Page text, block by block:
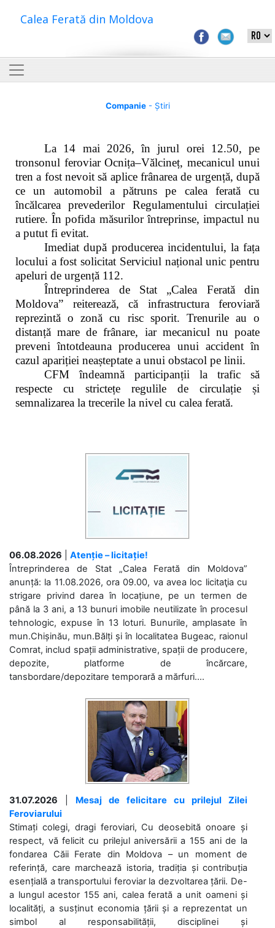
Calea Ferată din Moldova
Companie- Știri
La 14 mai 2026, în jurul orei 12.50, pe
tronsonul feroviar Ocnița–Vălcineț, mecanicul unui
tren a fost nevoit să aplice frânarea de urgență, după
ce un automobil a pătruns pe calea ferată cu
încălcarea prevederilor Regulamentului circulației
rutiere. În pofida măsurilor întreprinse, impactul nu
a putut fi evitat.
Imediat după producerea incidentului, la fața
locului a fost solicitat Serviciul național unic pentru
apeluri de urgență 112.
Întreprinderea de Stat „Calea Ferată din
Moldova” reiterează, că infrastructura feroviară
reprezintă o zonă cu risc sporit. Trenurile au o
distanță mare de frânare, iar mecanicul nu poate
preveni întotdeauna producerea unui accident în
cazul apariției neașteptate a unui obstacol pe linii.
CFM îndeamnă participanții la trafic să
respecte cu strictețe regulile de circulație și
semnalizarea la trecerile la nivel cu calea ferată.
06.08.2026
Atenție – licitație!
Întreprinderea de Stat „Calea Ferată din Moldova”
anunță: la 11.08.2026, ora 09.00, va avea loc licitaţia cu
strigare privind darea în locațiune, pe un termen de
până la 3 ani, a 13 bunuri imobile neutilizate în procesul
tehnologic, expuse în 13 loturi. Bunurile, amplasate în
mun.Chișinău, mun.Bălți și în localitatea Bugeac, raionul
Comrat, includ spații administrative, spații de producere,
depozite, platforme de încărcare,
tansbordare/depozitare temporară a mărfuri....
31.07.2026
Mesaj de felicitare cu prilejul Zilei
Feroviarului
Stimați colegi, dragi feroviari, Cu deosebită onoare și
respect, vă felicit cu prilejul aniversării a 155 ani de la
fondarea Căii Ferate din Moldova – un moment de
referință, care marchează istoria, tradiția și contribuția
esențială a transportului feroviar la dezvoltarea țării. De-
a lungul acestor 155 ani, calea ferată a unit oameni și
localități, a susținut economia țării și a reprezentat un
simbol al responsabilității, disciplinei și